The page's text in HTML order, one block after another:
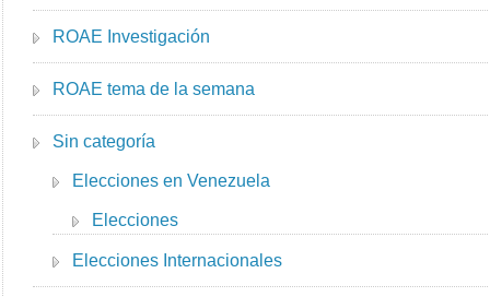
ROAE Investigación
ROAE tema de la semana
Sin categoría
Elecciones en Venezuela
Elecciones
Elecciones Internacionales